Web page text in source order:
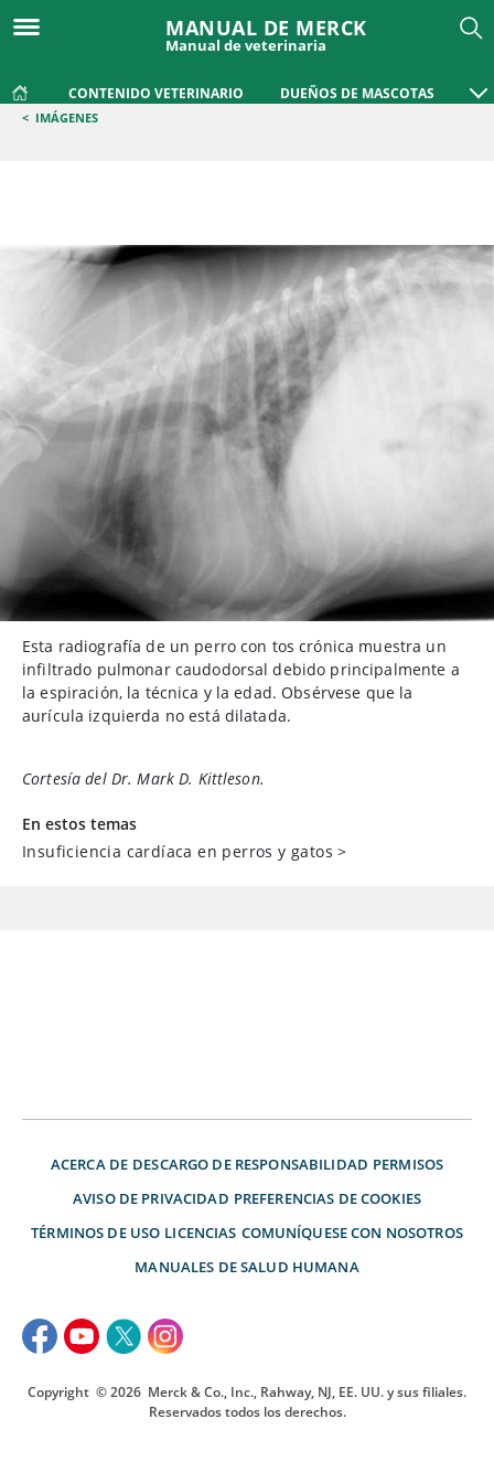
MANUAL DE MERCK
Manual de veterinaria
CONTENIDO VETERINARIO DUEÑOS DE MASCOTAS
< IMÁGENES
Esta radiografía de un perro con tos crónica muestra un
infiltrado pulmonar caudodorsal debido principalmente a
la espiración, la técnica y la edad. Obsérvese que la
aurícula izquierda no está dilatada.
Cortesía del Dr. Mark D. Kittleson.
En estos temas
Insuficiencia cardíaca en perros y gatos >
ACERCA DE DESCARGO DE RESPONSABILIDAD PERMISOS
AVISO DE PRIVACIDAD PREFERENCIAS DE COOKIES
TÉRMINOS DE USO LICENCIAS COMUNÍQUESE CON NOSOTROS
MANUALES DE SALUD HUMANA
Copyright © 2026 Merck & Co., Inc., Rahway, NJ, EE. UU. y sus filiales.
Reservados todos los derechos.